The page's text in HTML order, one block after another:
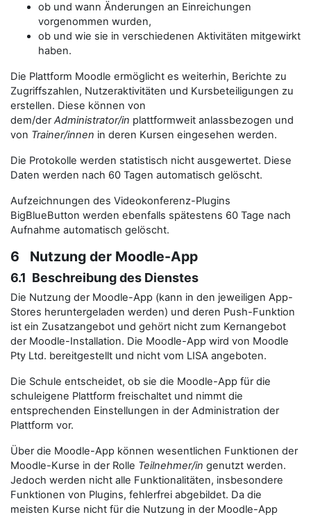
ob und wann Änderungen an Einreichungen
vorgenommen wurden,
ob und wie sie in verschiedenen Aktivitäten mitgewirkt
haben.
Die Plattform Moodle ermöglicht es weiterhin, Berichte zu
Zugriffszahlen, Nutzeraktivitäten und Kursbeteiligungen zu
erstellen. Diese können von
dem/derAdministrator/in plattformweit anlassbezogen und
von Trainer/innen in deren Kursen eingesehen werden.
Die Protokolle werden statistisch nicht ausgewertet. Diese
Daten werden nach 60 Tagen automatisch gelöscht.
Aufzeichnungen des Videokonferenz-Plugins
BigBlueButton werden ebenfalls spätestens 60 Tage nach
Aufnahme automatisch gelöscht.
6 Nutzung der Moodle-App
6.1 Beschreibung des Dienstes
Die Nutzung der Moodle-App (kann in den jeweiligen App-
Stores heruntergeladen werden) und deren Push-Funktion
ist ein Zusatzangebot und gehört nicht zum Kernangebot
der Moodle-Installation. Die Moodle-App wird von Moodle
Pty Ltd. bereitgestellt und nicht vom LISA angeboten.
Die Schule entscheidet, ob sie die Moodle-App für die
schuleigene Plattform freischaltet und nimmt die
entsprechenden Einstellungen in der Administration der
Plattform vor.
Über die Moodle-App können wesentlichen Funktionen der
Moodle-Kurse in der Rolle Teilnehmer/in genutzt werden.
Jedoch werden nicht alle Funktionalitäten, insbesondere
Funktionen von Plugins, fehlerfrei abgebildet. Da die
meisten Kurse nicht für die Nutzung in der Moodle-App